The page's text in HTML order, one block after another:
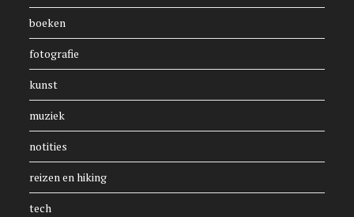
boeken
fotografie
kunst
muziek
notities
reizen en hiking
tech